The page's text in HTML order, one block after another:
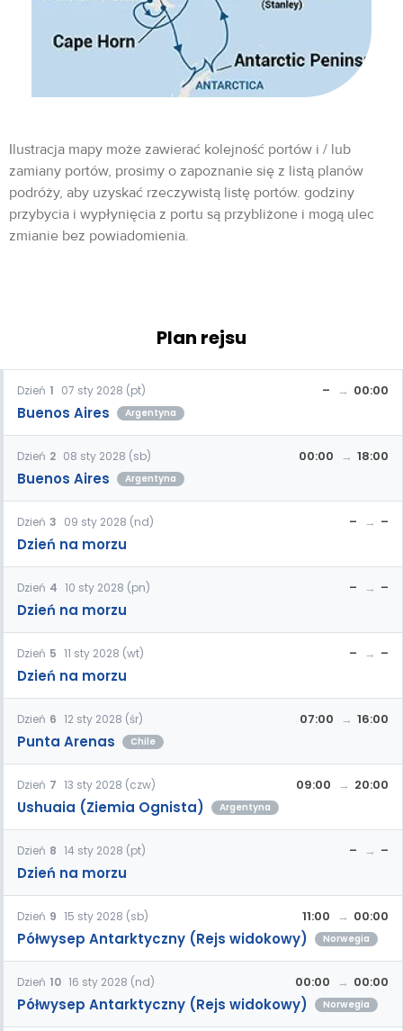
Ilustracja mapy może zawierać kolejność portów i / lub
zamiany portów, prosimy o zapoznanie się z listą planów
podróży, aby uzyskać rzeczywistą listę portów. godziny
przybycia i wypłynięcia z portu są przybliżone i mogą ulec
zmianie bez powiadomienia.
Plan rejsu
Dzień 1 07 sty 2028 (pt)
Buenos Aires Argentyna
– 00:00
Dzień 2 08 sty 2028 (sb)
Buenos Aires Argentyna
00:00 18:00
Dzień 3 09 sty 2028 (nd)
Dzień na morzu
– –
Dzień 4 10 sty 2028 (pn)
Dzień na morzu
– –
Dzień 5 11 sty 2028 (wt)
Dzień na morzu
– –
Dzień 6 12 sty 2028 (śr)
Punta Arenas Chile
07:00 16:00
Dzień 7 13 sty 2028 (czw)
Ushuaia (Ziemia Ognista) Argentyna
09:00 20:00
Dzień 8 14 sty 2028 (pt)
Dzień na morzu
– –
Dzień 9 15 sty 2028 (sb)
Półwysep Antarktyczny (Rejs widokowy) Norwegia
11:00 00:00
Dzień 10 16 sty 2028 (nd)
Półwysep Antarktyczny (Rejs widokowy) Norwegia
00:00 00:00